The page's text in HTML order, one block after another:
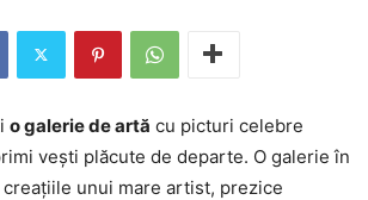
o galerie de artă cu picturi celebre
vești plăcute de departe. O galerie în
unui mare artist, prezice